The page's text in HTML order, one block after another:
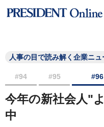
人事の目で読み解く企業ニュ
#94 #95 #96
今年の新社会人"
中